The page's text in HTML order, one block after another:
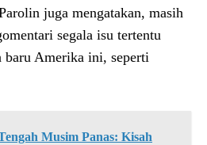
juga mengatakan, masih
segala isu tertentu
baru Amerika ini, seperti
Musim Panas: Kisah